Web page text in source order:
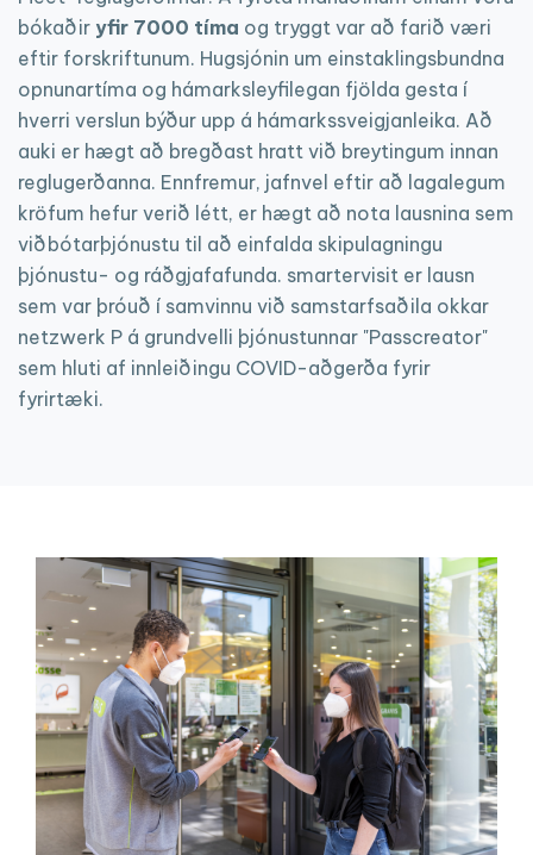
bókaðir yfir 7000 tíma og tryggt var að farið væri
eftir forskriftunum. Hugsjónin um einstaklingsbundna
opnunartíma og hámarksleyfilegan fjölda gesta í
hverri verslun býður upp á hámarkssveigjanleika. Að
auki er hægt að bregðast hratt við breytingum innan
reglugerðanna. Ennfremur, jafnvel eftir að lagalegum
kröfum hefur verið létt, er hægt að nota lausnina sem
viðbótarþjónustu til að einfalda skipulagningu
þjónustu- og ráðgjafafunda. smartervisit er lausn
sem var þróuð í samvinnu við samstarfsaðila okkar
netzwerk P á grundvelli þjónustunnar "Passcreator"
sem hluti af innleiðingu COVID-aðgerða fyrir
fyrirtæki.